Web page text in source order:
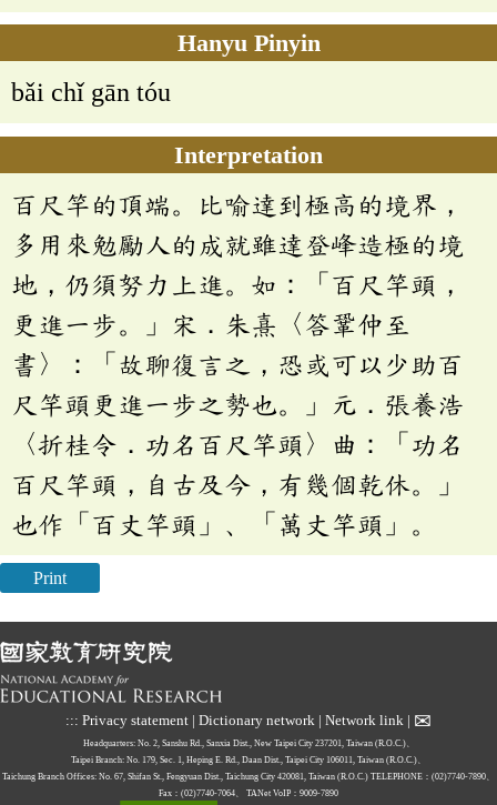
Hanyu Pinyin
bǎi chǐ gān tóu
Interpretation
百尺竿的頂端。比喻達到極高的境界，
多用來勉勵人的成就雖達登峰造極的境
地，仍須努力上進。如：「百尺竿頭，
更進一步。」宋．朱熹〈答鞏仲至
書〉：「故聊復言之，恐或可以少助百
尺竿頭更進一步之勢也。」元．張養浩
〈折桂令．功名百尺竿頭〉曲：「功名
百尺竿頭，自古及今，有幾個乾休。」
也作「百丈竿頭」、「萬丈竿頭」。
Print
::: Privacy statement | Dictionary network | Network link | ✉
Headquarters: No. 2, Sanshu Rd., Sanxia Dist., New Taipei City 237201, Taiwan (R.O.C.)、
Taipei Branch: No. 179, Sec. 1, Heping E. Rd., Daan Dist., Taipei City 106011, Taiwan (R.O.C.)、
Taichung Branch Offices: No. 67, Shifan St., Fengyuan Dist., Taichung City 420081, Taiwan (R.O.C.) TELEPHONE：(02)7740-7890、
Fax：(02)7740-7064、
TANet VoIP：9009-7890